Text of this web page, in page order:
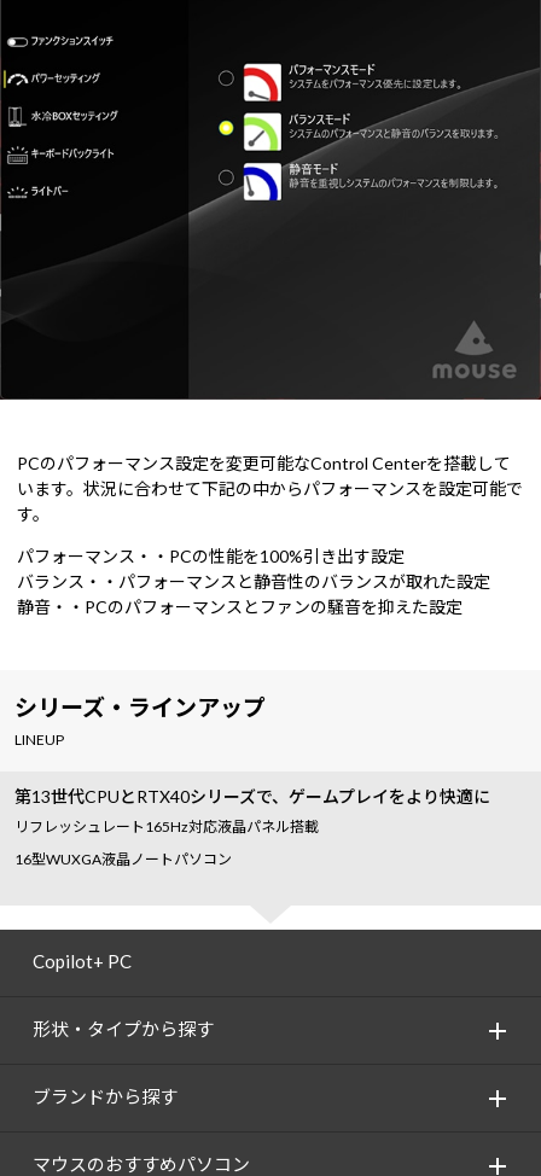
PCのパフォーマンス設定を変更可能なControl Centerを搭載して
います。状況に合わせて下記の中からパフォーマンスを設定可能で
す。
パフォーマンス・・PCの性能を100%引き出す設定
バランス・・パフォーマンスと静音性のバランスが取れた設定
静音・・PCのパフォーマンスとファンの騒音を抑えた設定
シリーズ・ラインアップ
LINEUP
第13世代CPUとRTX40シリーズで、ゲームプレイをより快適に
リフレッシュレート165Hz対応液晶パネル搭載
16型WUXGA液晶ノートパソコン
Copilot+ PC
形状・タイプから探す
ブランドから探す
マウスのおすすめパソコン